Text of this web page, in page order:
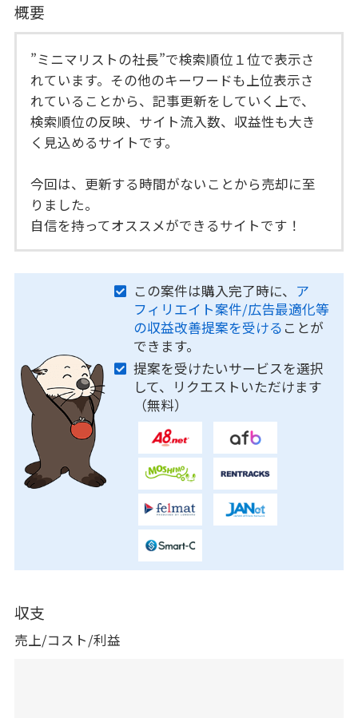
概要
”ミニマリストの社長”で検索順位１位で表示さ
れています。その他のキーワードも上位表示さ
れていることから、記事更新をしていく上で、
検索順位の反映、サイト流入数、収益性も大き
く見込めるサイトです。
今回は、更新する時間がないことから売却に至
りました。
自信を持ってオススメができるサイトです！
この案件は購入完了時に、 ア
フィリエイト案件/広告最適化等
の収益改善提案を受ける ことが
できます。
提案を受けたいサービスを選択
して、リクエストいただけます
（無料）
収支
売上/コスト/利益